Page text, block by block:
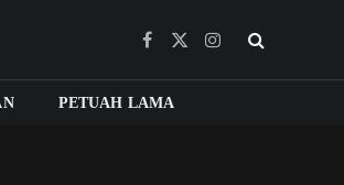
Facebook
X
Instagram
PETUAH LAMA